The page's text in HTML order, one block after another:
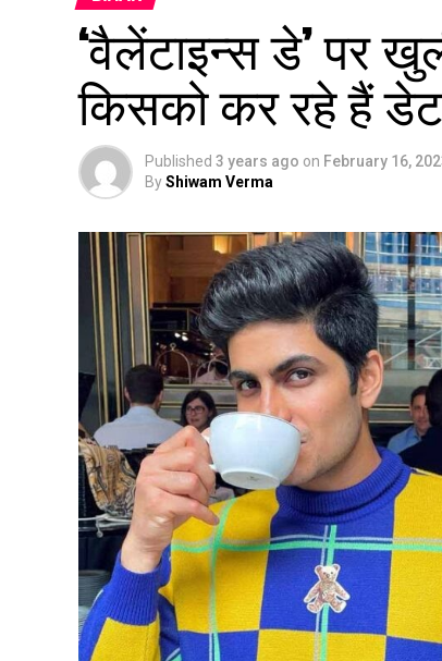
‘वैलेंटाइन्स डे’ पर
किसको कर रहे हैं डेट
Published 3 years ago on February 16,
ByShiwam Verma